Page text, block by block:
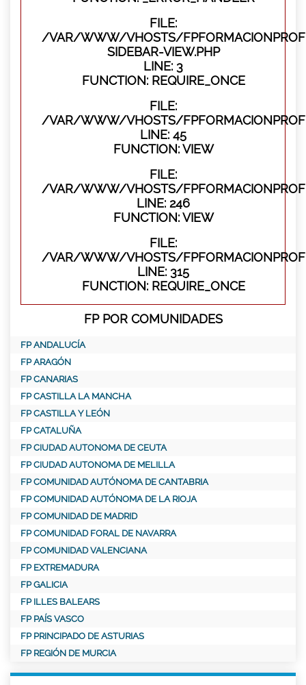
FILE:
/VAR/WWW/VHOSTS/
SIDEBAR-VIEW.PHP
LINE: 3
FUNCTION: REQUIRE_ONCE
FILE:
/VAR/WWW/VHOSTS/
LINE: 45
FUNCTION: VIEW
FILE:
/VAR/WWW/VHOSTS/
LINE: 246
FUNCTION: VIEW
FILE:
/VAR/WWW/VHOSTS/
LINE: 315
FUNCTION: REQUIRE_ONCE
FP POR COMUNIDADES
FP ANDALUCÍA
FP ARAGÓN
FP CANARIAS
FP CASTILLA LA MANCHA
FP CASTILLA Y LEÓN
FP CATALUÑA
FP CIUDAD AUTONOMA DE CEUTA
FP CIUDAD AUTONOMA DE MELILLA
FP COMUNIDAD AUTÓNOMA DE CANTABRIA
FP COMUNIDAD AUTÓNOMA DE LA RIOJA
FP COMUNIDAD DE MADRID
FP COMUNIDAD FORAL DE NAVARRA
FP COMUNIDAD VALENCIANA
FP EXTREMADURA
FP GALICIA
FP ILLES BALEARS
FP PAÍS VASCO
FP PRINCIPADO DE ASTURIAS
FP REGIÓN DE MURCIA